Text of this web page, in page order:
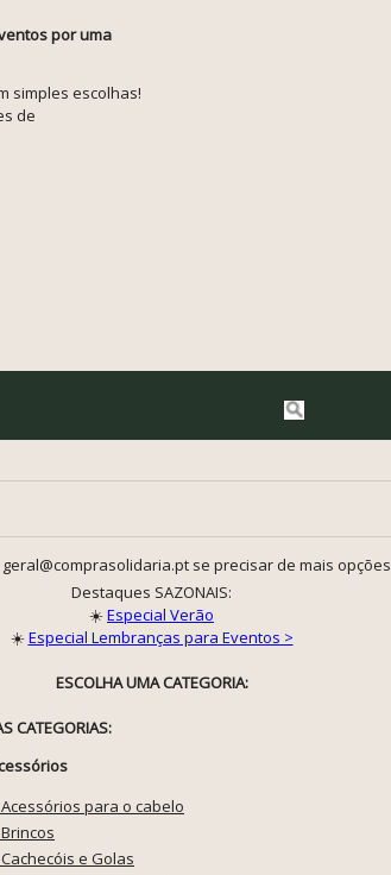
por uma
simples escolhas!
de
se precisar de mais opções
Destaques SAZONAIS:
☀️Especial Verão
☀️Especial Lembranças para Eventos >
ESCOLHA UMA CATEGORIA:
CATEGORIAS:
para o cabelo
e Golas